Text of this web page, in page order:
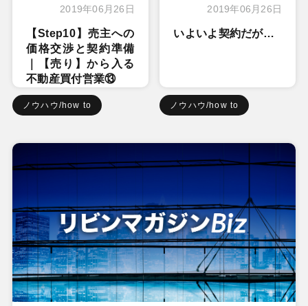
2019年06月26日
【Step10】売主への
価格交渉と契約準備
｜【売り】から入る
不動産買付営業⑬
ノウハウ/how to
2019年06月26日
いよいよ契約だが…
ノウハウ/how to